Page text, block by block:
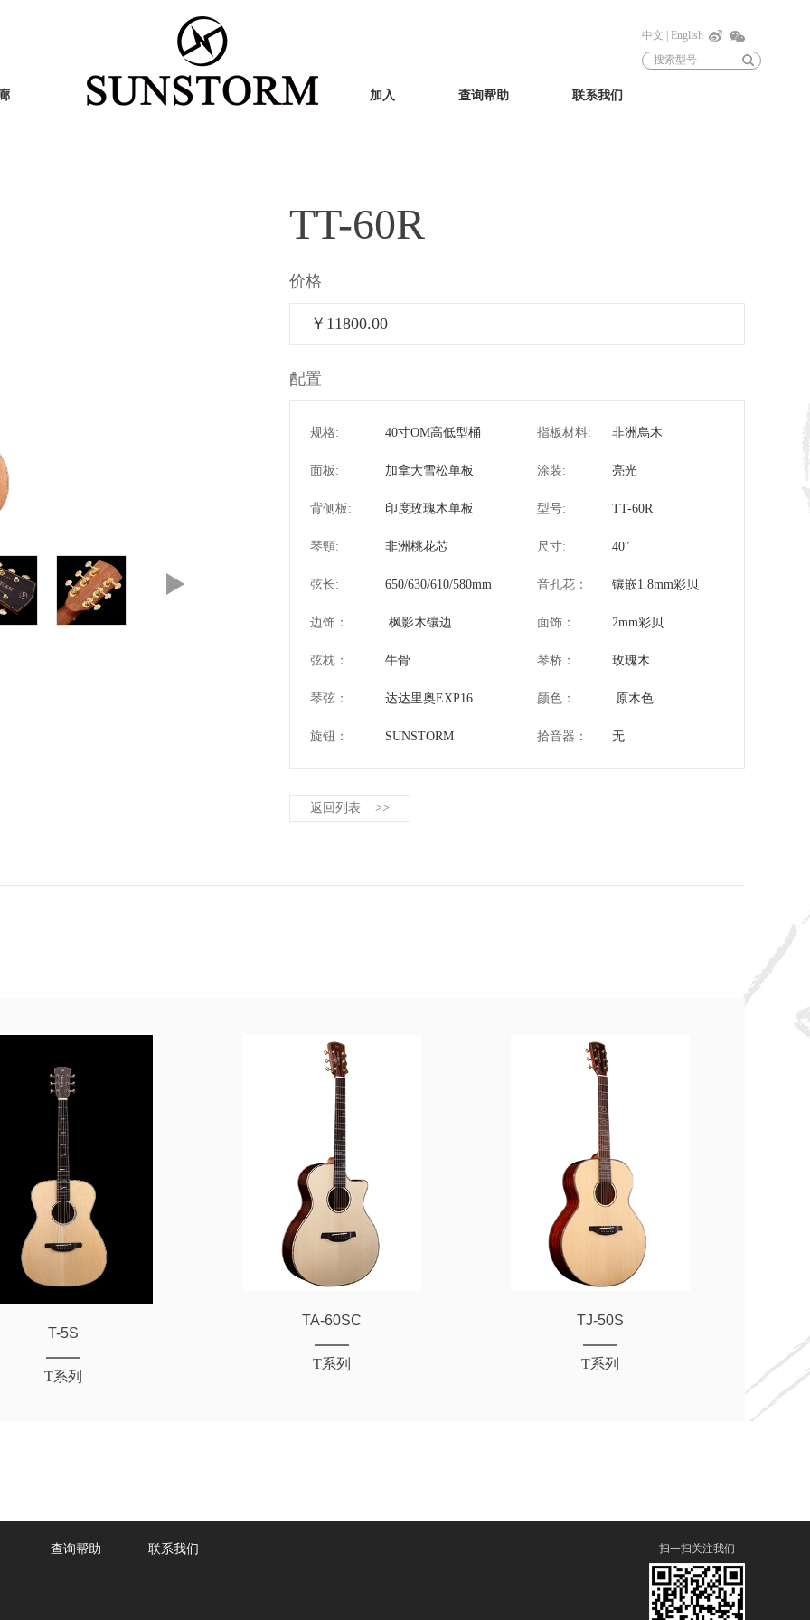
中文 English
S系列
加入 查询帮助 联系我们
TT-60R
价格
￥11800.00
配置
规格: 40寸OM高低型桶 指板材料: 非洲烏木
面板: 加拿大雪松单板 涂装: 亮光
背侧板: 印度玫瑰木单板 型号: TT-60R
琴頸: 非洲桃花芯 尺寸: 40″
弦长: 650/630/610/580mm 音孔花： 镶嵌1.8mm彩贝
边饰： 枫影木镶边 面饰： 2mm彩贝
弦枕： 牛骨 琴桥： 玫瑰木
琴弦： 达达里奥EXP16 颜色： 原木色
旋钮： SUNSTORM 拾音器： 无
返回列表 >>
T-5S
T系列
TA-60SC
T系列
TJ-50S
T系列
查询帮助 联系我们 扫一扫关注我们